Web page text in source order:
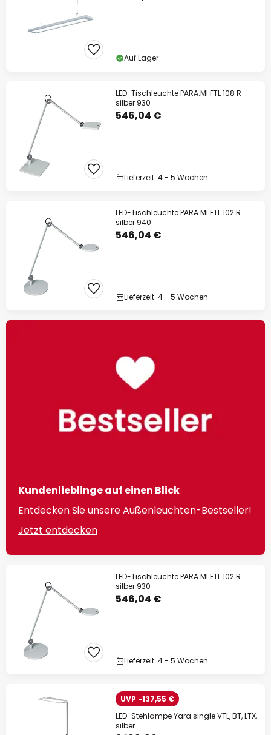
Auf Lager
LED-Tischleuchte PARA.MI FTL 108 R
silber 930
546,04 €
Lieferzeit: 4 - 5 Wochen
LED-Tischleuchte PARA.MI FTL 102 R
silber 940
546,04 €
Lieferzeit: 4 - 5 Wochen
Kundenlieblinge auf einen Blick
Entdecken Sie unsere Außenleuchten-Bestseller!
Jetzt entdecken
LED-Tischleuchte PARA.MI FTL 102 R
silber 930
546,04 €
Lieferzeit: 4 - 5 Wochen
UVP -137,55 €
LED-Stehlampe Yara.single VTL, BT, LTX,
silber